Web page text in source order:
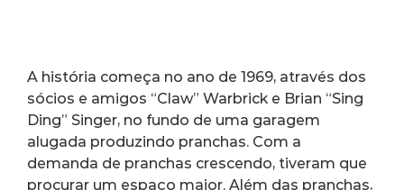
A história começa no ano de 1969, através dos
sócios e amigos “Claw” Warbrick e Brian “Sing
Ding” Singer, no fundo de uma garagem
alugada produzindo pranchas. Com a
demanda de pranchas crescendo, tiveram que
procurar um espaço maior. Além das pranchas,